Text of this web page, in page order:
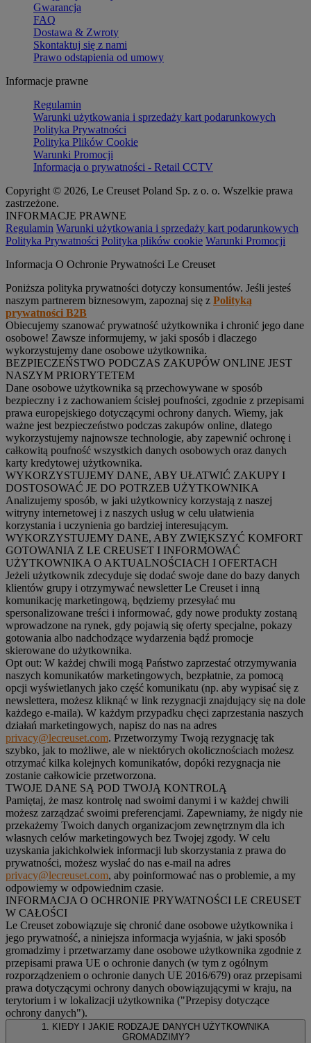
Gwarancja
FAQ
Dostawa & Zwroty
Skontaktuj się z nami
Prawo odstąpienia od umowy
Informacje prawne
Regulamin
Warunki użytkowania i sprzedaży kart podarunkowych
Polityka Prywatności
Polityka Plików Cookie
Warunki Promocji
Informacja o prywatności - Retail CCTV
Copyright © 2026, Le Creuset Poland Sp. z o. o. Wszelkie prawa
zastrzeżone.
INFORMACJE PRAWNE
Regulamin Warunki użytkowania i sprzedaży kart podarunkowych
Polityka Prywatności Polityka plików cookie Warunki Promocji
Informacja O Ochronie Prywatności Le Creuset
Poniższa polityka prywatności dotyczy konsumentów. Jeśli jesteś
naszym partnerem biznesowym, zapoznaj się z Polityką
prywatności B2B
Obiecujemy szanować prywatność użytkownika i chronić jego dane
osobowe! Zawsze informujemy, w jaki sposób i dlaczego
wykorzystujemy dane osobowe użytkownika.
BEZPIECZEŃSTWO PODCZAS ZAKUPÓW ONLINE JEST
NASZYM PRIORYTETEM
Dane osobowe użytkownika są przechowywane w sposób
bezpieczny i z zachowaniem ścisłej poufności, zgodnie z przepisami
prawa europejskiego dotyczącymi ochrony danych. Wiemy, jak
ważne jest bezpieczeństwo podczas zakupów online, dlatego
wykorzystujemy najnowsze technologie, aby zapewnić ochronę i
całkowitą poufność wszystkich danych osobowych oraz danych
karty kredytowej użytkownika.
WYKORZYSTUJEMY DANE, ABY UŁATWIĆ ZAKUPY I
DOSTOSOWAĆ JE DO POTRZEB UŻYTKOWNIKA
Analizujemy sposób, w jaki użytkownicy korzystają z naszej
witryny internetowej i z naszych usług w celu ułatwienia
korzystania i uczynienia go bardziej interesującym.
WYKORZYSTUJEMY DANE, ABY ZWIĘKSZYĆ KOMFORT
GOTOWANIA Z LE CREUSET I INFORMOWAĆ
UŻYTKOWNIKA O AKTUALNOŚCIACH I OFERTACH
Jeżeli użytkownik zdecyduje się dodać swoje dane do bazy danych
klientów grupy i otrzymywać newsletter Le Creuset i inną
komunikację marketingową, będziemy przesyłać mu
spersonalizowane treści i informować, gdy nowe produkty zostaną
wprowadzone na rynek, gdy pojawią się oferty specjalne, pokazy
gotowania albo nadchodzące wydarzenia bądź promocje
skierowane do użytkownika.
Opt out: W każdej chwili mogą Państwo zaprzestać otrzymywania
naszych komunikatów marketingowych, bezpłatnie, za pomocą
opcji wyświetlanych jako część komunikatu (np. aby wypisać się z
newslettera, możesz kliknąć w link rezygnacji znajdujący się na dole
każdego e-maila). W każdym przypadku chęci zaprzestania naszych
działań marketingowych, napisz do nas na adres
privacy@lecreuset.com. Przetworzymy Twoją rezygnację tak
szybko, jak to możliwe, ale w niektórych okolicznościach możesz
otrzymać kilka kolejnych komunikatów, dopóki rezygnacja nie
zostanie całkowicie przetworzona.
TWOJE DANE SĄ POD TWOJĄ KONTROLĄ
Pamiętaj, że masz kontrolę nad swoimi danymi i w każdej chwili
możesz zarządzać swoimi preferencjami. Zapewniamy, że nigdy nie
przekażemy Twoich danych organizacjom zewnętrznym dla ich
własnych celów marketingowych bez Twojej zgody. W celu
uzyskania jakichkolwiek informacji lub skorzystania z prawa do
prywatności, możesz wysłać do nas e-mail na adres
privacy@lecreuset.com, aby poinformować nas o problemie, a my
odpowiemy w odpowiednim czasie.
INFORMACJA O OCHRONIE PRYWATNOŚCI LE CREUSET
W CAŁOŚCI
Le Creuset zobowiązuje się chronić dane osobowe użytkownika i
jego prywatność, a niniejsza informacja wyjaśnia, w jaki sposób
gromadzimy i przetwarzamy dane osobowe użytkownika zgodnie z
przepisami prawa UE o ochronie danych (w tym z ogólnym
rozporządzeniem o ochronie danych UE 2016/679) oraz przepisami
prawa dotyczącymi ochrony danych obowiązującymi w kraju, na
terytorium i w lokalizacji użytkownika ("Przepisy dotyczące
ochrony danych").
1. KIEDY I JAKIE RODZAJE DANYCH UŻYTKOWNIKA
GROMADZIMY?